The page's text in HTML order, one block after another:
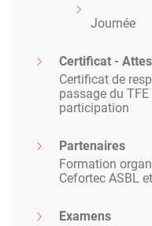
Journée
Certificat -
Certificat de
passage du
participation
Partenaires
Formation
Cefortec ASBL
Examens